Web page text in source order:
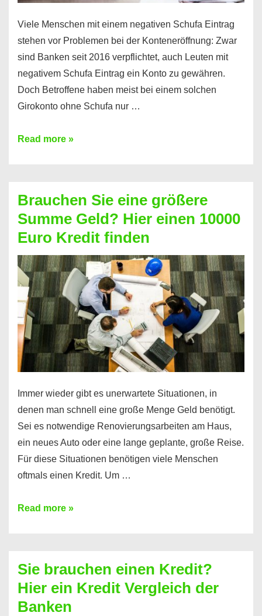
Viele Menschen mit einem negativen Schufa Eintrag
stehen vor Problemen bei der Konteneröffnung: Zwar
sind Banken seit 2016 verpflichtet, auch Leuten mit
negativem Schufa Eintrag ein Konto zu gewähren.
Doch Betroffene haben meist bei einem solchen
Girokonto ohne Schufa nur …
Günstiges
Geht
das
überhaupt?
Na
klar!
Read more »
Brauchen Sie eine größere
Summe Geld? Hier einen 10000
Euro Kredit finden
Immer wieder gibt es unerwartete Situationen, in
denen man schnell eine große Menge Geld benötigt.
Sei es notwendige Renovierungsarbeiten am Haus,
ein neues Auto oder eine lange geplante, große Reise.
Für diese Situationen benötigen viele Menschen
oftmals einen Kredit. Um …
Brauchen
Summe
Geld?
Hier
Read more »
Sie brauchen einen Kredit?
Hier ein Kredit Vergleich der
Banken